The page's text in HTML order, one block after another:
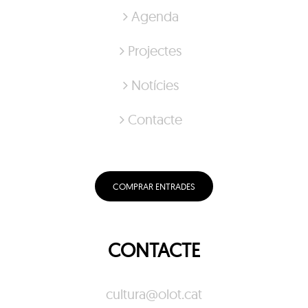
Agenda
Projectes
Notícies
Contacte
COMPRAR ENTRADES
CONTACTE
cultura@olot.cat